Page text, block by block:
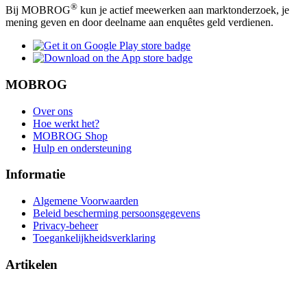
Bij MOBROG® kun je actief meewerken aan marktonderzoek, je
mening geven en door deelname aan enquêtes geld verdienen.
MOBROG
Over ons
Hoe werkt het?
MOBROG Shop
Hulp en ondersteuning
Informatie
Algemene Voorwaarden
Beleid bescherming persoonsgegevens
Privacy-beheer
Toegankelijkheidsverklaring
Artikelen